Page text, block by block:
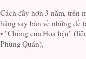
Cách đây hơn 3 năm, trên
hăng say bàn về những đề
• "Chồng của Hoa hậu"
Phùng Quán),